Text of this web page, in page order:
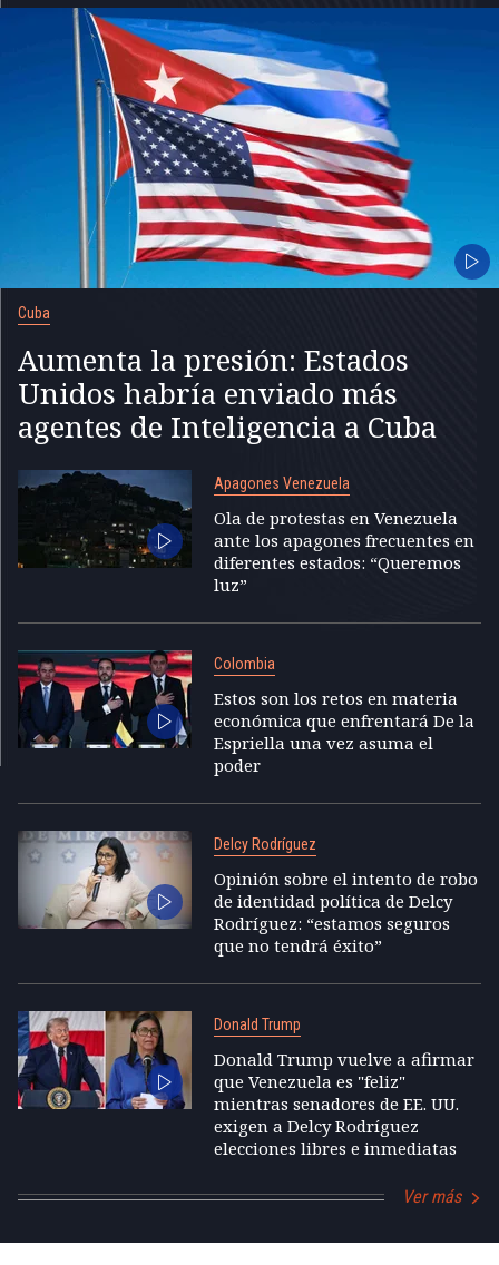
Cuba
Aumenta la presión: Estados
Unidos habría enviado más
agentes de Inteligencia a Cuba
Apagones Venezuela
Ola de protestas en Venezuela
ante los apagones frecuentes en
diferentes estados: “Queremos
luz”
Colombia
Estos son los retos en materia
económica que enfrentará De la
Espriella una vez asuma el
poder
Delcy Rodríguez
Opinión sobre el intento de robo
de identidad política de Delcy
Rodríguez: “estamos seguros
que no tendrá éxito”
Donald Trump
Donald Trump vuelve a afirmar
que Venezuela es "feliz"
mientras senadores de EE. UU.
exigen a Delcy Rodríguez
elecciones libres e inmediatas
Ver más